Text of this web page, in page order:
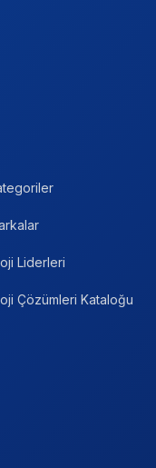
Liderleri
Çözümleri Kataloğu